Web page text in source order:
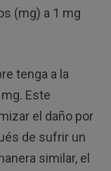
(mg) a 1 mg
tenga a la
Este
el daño por
de sufrir un
similar, el